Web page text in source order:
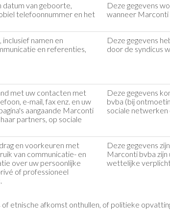
datum van geboorte,
telefoonnummer en het
Deze gegevens
wanneer Marconti
namen en
en referenties,
Deze gegevens
door de syndicus
met uw contacten met
e-mail, fax enz. en uw
aangaande Marconti
partners, op sociale
Deze gegevens
bvba (bij
sociale netwerken
en voorkeuren met
van communicatie- en
over uw persoonlijke
of professioneel
Deze gegevens
Marconti bvba
wettelijke
etnische afkomst onthullen, of politieke